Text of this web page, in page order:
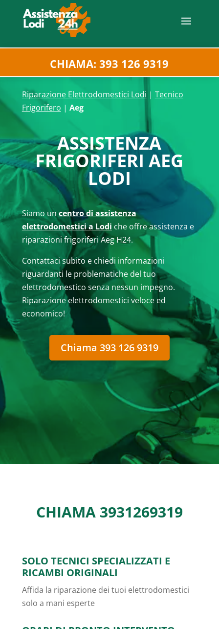
CHIAMA: 393 126 9319
Riparazione Elettrodomestici Lodi | Tecnico
Frigorifero | Aeg
ASSISTENZA
FRIGORIFERI AEG
LODI
Siamo un centro di assistenza
elettrodomestici a Lodi che offre assistenza e
riparazioni frigoriferi Aeg H24.
Contattaci subito e chiedi informazioni
riguardanti le problematiche del tuo
elettrodomestico senza nessun impegno.
Riparazione elettrodomestici veloce ed
economico!
Chiama 393 126 9319
CHIAMA 3931269319
SOLO TECNICI SPECIALIZZATI E
RICAMBI ORIGINALI
Affida la riparazione dei tuoi elettrodomestici
solo a mani esperte